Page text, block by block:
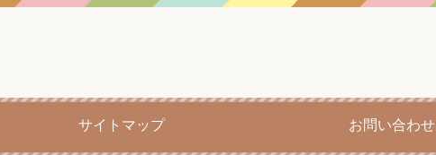
サイトマップ お問い合わせ